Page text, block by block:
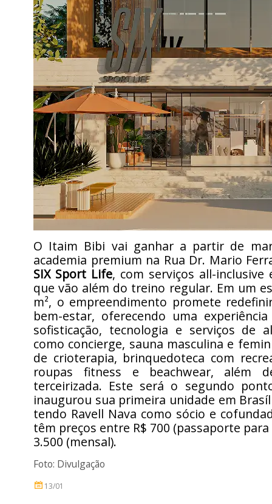
O Itaim Bibi vai ganhar a partir de
academia premium na Rua Dr. Mario
SIX Sport Life, com serviços all-inclusive
que vão além do treino regular. Em um
m², o empreendimento promete
bem-estar, oferecendo uma
sofisticação, tecnologia e serviços de
como concierge, sauna masculina e
de crioterapia, brinquedoteca com
roupas fitness e beachwear, além
terceirizada. Este será o segundo
inaugurou sua primeira unidade em
tendo Ravell Nava como sócio e
têm preços entre R$ 700 (passaporte para
3.500 (mensal).
Foto: Divulgação
13/01